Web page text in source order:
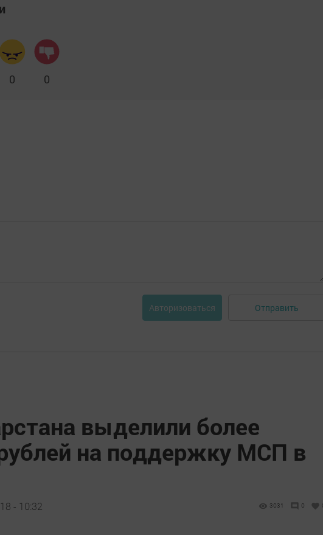
0 0
Авторизоваться Отправить
выделили более
на поддержку МСП в
- 10:32 3031 0